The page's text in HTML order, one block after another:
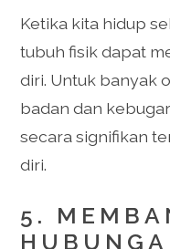
Ketika kita hidup
tubuh fisik dapat
diri. Untuk banyak
badan dan
secara signifikan
diri.
5.